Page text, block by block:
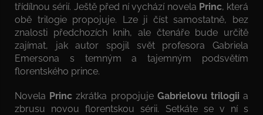
třídílnou sérií. Ještě před ní vychází novela Princ, která
obě trilogie propojuje. Lze ji číst samostatně, bez
znalosti předchozích knih, ale čtenáře bude určitě
zajímat, jak autor spojil svět profesora Gabriela
Emersona s temným a tajemným podsvětím
florentského prince.
Novela Princ zkrátka propojuje Gabrielovu trilogii a
zbrusu novou florentskou sérii. Setkáte se v ní s